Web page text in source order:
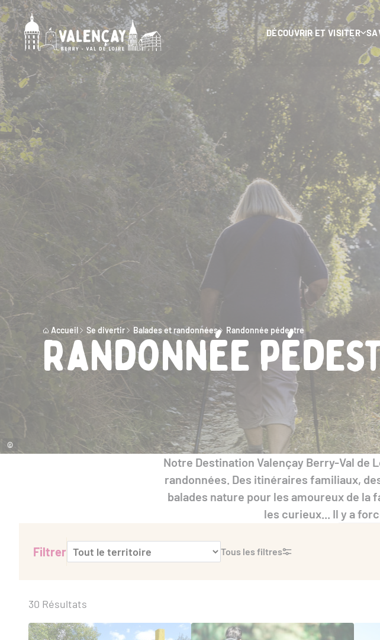
DÉCOUVRIR ET VISITER
Accueil Se divertir Balades et randonnées Randonnée pédestre
Randonnée
©
Notre Destination Valençay Berry-Val de
randonnées. Des itinéraires familiaux,
balades nature pour les amoureux de la
les curieux... Il y a
Filtrer Tous les filtres
30 Résultats